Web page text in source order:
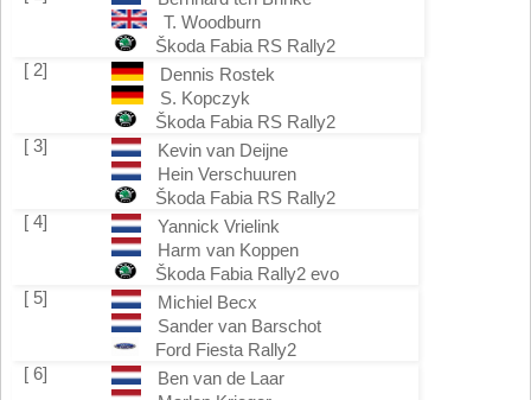
T. Woodburn
Škoda Fabia RS Rally2
[ 2]
Dennis Rostek
S. Kopczyk
Škoda Fabia RS Rally2
[ 3]
Kevin van Deijne
Hein Verschuuren
Škoda Fabia RS Rally2
[ 4]
Yannick Vrielink
Harm van Koppen
Škoda Fabia Rally2 evo
[ 5]
Michiel Becx
Sander van Barschot
Ford Fiesta Rally2
[ 6]
Ben van de Laar